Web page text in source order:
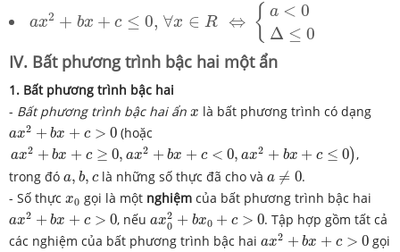
ax2 + bx + c ≤ 0, ∀x ∈ R ⇔ { a < 0
Δ ≤ 0
IV. Bất phương trình bậc hai một ẩn
1. Bất phương trình bậc hai
- Bất phương trình bậc hai ẩn x
x là bất phương trình có dạng
ax2 + bx + c > 0
2 + bx c >0 (hoặc
ax2 + bx + c ≥ 0, ax2 + bx + c < 0, ax2 + bx + c ≤ 0)
2 +b x c≥ ,a x2+ x c < a bx ≤0 )
,
trong đó a, b, c
a b, clà những số thực đã cho và a ≠ 0
a 0
.
- Số thực x0
x0 gọi là một nghiệmcủa bất phương trình bậc hai
ax2 + bx + c > 0
2 + bx c>0 , nếuax2
0 + bx0 + c > 0
ax 02 +b + >0
. Tập hợp gồm tất cả
các nghiệm của bất phương trình bậc hai ax2 + bx + c > 0
2+ bx + c>
gọi